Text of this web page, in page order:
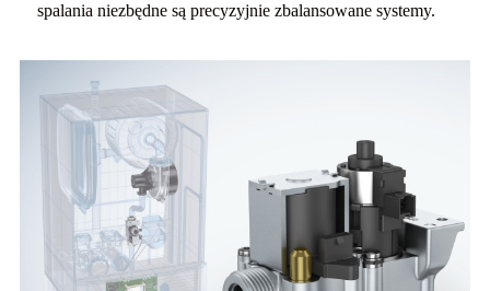
spalania niezbędne są precyzyjnie zbalansowane systemy.